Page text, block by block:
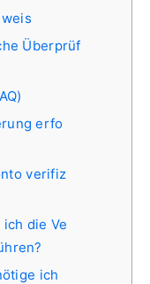
Überprüf
erfo
verifiz
die Ve
ich